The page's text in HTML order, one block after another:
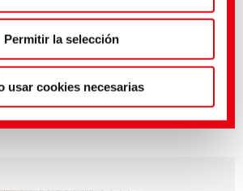
Permitir la selección
usar cookies necesarias
Título inglés
Screen Printing Silicones
COLORMATCH SI
Pigments